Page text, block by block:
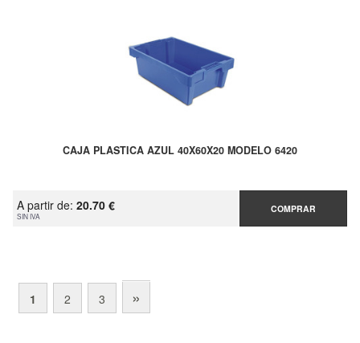
CAJA PLASTICA AZUL 40X60X20 MODELO 6420
A partir de: 20.70 €
SIN IVA
COMPRAR
1 2 3 »